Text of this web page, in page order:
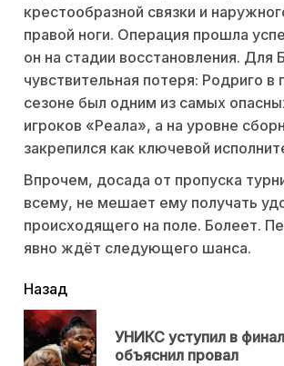
крестообразной связки и
правой ноги. Операция прошла
он на стадии восстановления. Для
чувствительная потеря: Родриго
сезоне был одним из самых
игроков «Реала», а на уровне
закрепился как ключевой
Впрочем, досада от пропуска
всему, не мешает ему получать
происходящего на поле. Болеет.
явно ждёт следующего шанса.
читать
еще
Назад
УНИКС уступил в
объяснил провал